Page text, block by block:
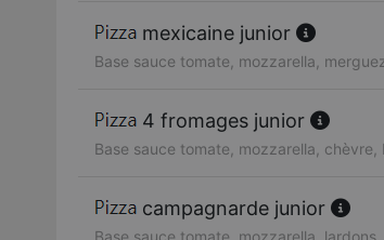
mexicaine junior
Base sauce tomate, mozzarella,
4 fromages junior
Base sauce tomate, mozzarella,
campagnarde junior
Base sauce tomate, mozzarella,